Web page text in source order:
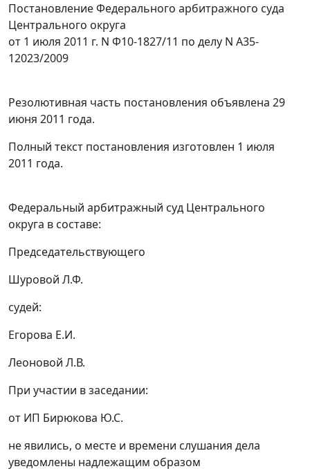
Постановление Федерального арбитражного суда
Центрального округа
от 1 июля 2011 г. N Ф10-1827/11 по делу N А35-
12023/2009
Резолютивная часть постановления объявлена 29
июня 2011 года.
Полный текст постановления изготовлен 1 июля
2011 года.
Федеральный арбитражный суд Центрального
округа в составе:
Председательствующего
Шуровой Л.Ф.
судей:
Егорова Е.И.
Леоновой Л.В.
При участии в заседании:
от ИП Бирюкова Ю.С.
не явились, о месте и времени слушания дела
уведомлены надлежащим образом